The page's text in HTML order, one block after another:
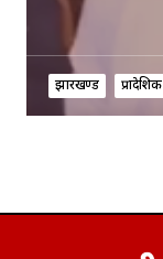
झारखण्ड प्रादेशिक